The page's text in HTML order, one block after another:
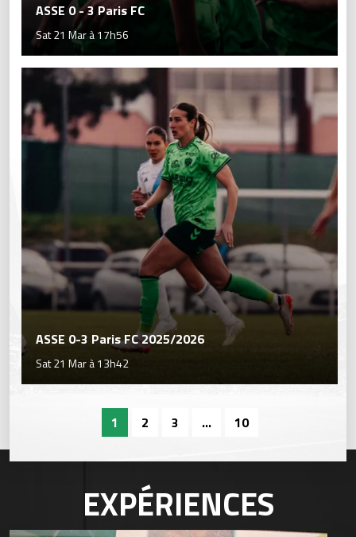
ASSE 0 - 3 Paris FC
Sat 21 Mar à 17h56
ASSE 0-3 Paris FC 2025/2026
Sat 21 Mar à 13h42
1 2 3 ... 10
EXPÉRIENCES